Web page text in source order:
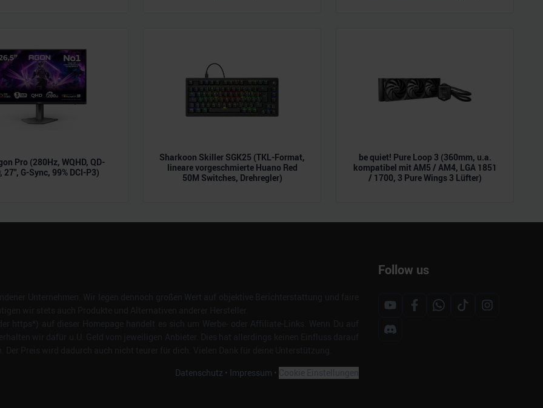
Pro (280Hz, WQHD, QD-
27", G-Sync, 99% DCI-P3)
Sharkoon Skiller SGK25 (TKL-Format,
lineare vorgeschmierte Huano Red
50M Switches, Drehregler)
be quiet! Pure Loop 3 (360mm, u.a.
kompatibel mit AM5 / AM4, LGA 1851
/ 1700, 3 Pure Wings 3 Lüfter)
Datenschutz • Impressum •
Follow us